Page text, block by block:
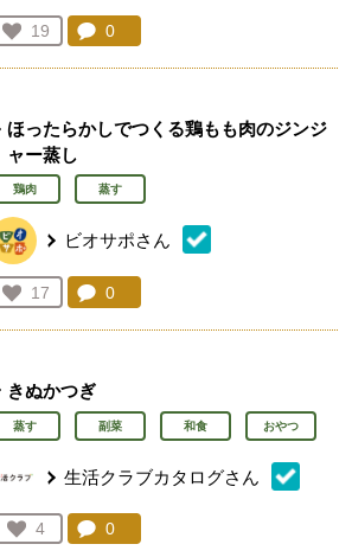
お気に入り登録：
19
人が登録
コメント：
0
ほったらかしでつくる鶏もも肉のジンジ
ャー蒸し
鶏肉 蒸す
ビオサポさん
お気に入り登録：
17
人が登録
コメント：
0
きぬかつぎ
蒸す 副菜 和食 おやつ
生活クラブカタログさん
お気に入り登録：
4
人が登録
コメント：
0